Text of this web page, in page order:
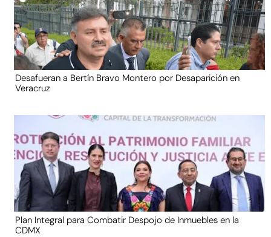
Desafueran a Bertín Bravo Montero por Desaparición en
Veracruz
Plan Integral para Combatir Despojo de Inmuebles en la
CDMX